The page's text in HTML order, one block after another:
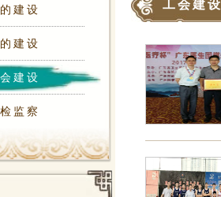
建设
建设
建设
监察
工会建设